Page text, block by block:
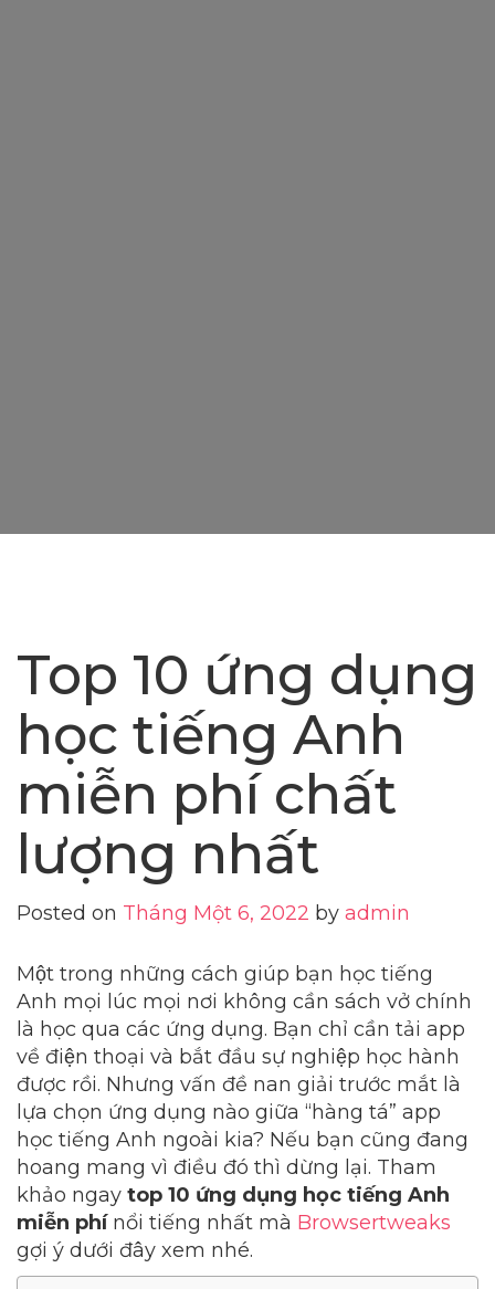
Top 10 ứng dụng
học tiếng Anh
miễn phí chất
lượng nhất
Posted on Tháng Một 6, 2022 by admin
Một trong những cách giúp bạn học tiếng
Anh mọi lúc mọi nơi không cần sách vở chính
là học qua các ứng dụng. Bạn chỉ cần tải app
về điện thoại và bắt đầu sự nghiệp học hành
được rồi. Nhưng vấn đề nan giải trước mắt là
lựa chọn ứng dụng nào giữa “hàng tá” app
học tiếng Anh ngoài kia? Nếu bạn cũng đang
hoang mang vì điều đó thì dừng lại. Tham
khảo ngay top 10 ứng dụng học tiếng Anh
miễn phínổi tiếng nhất mà Browsertweaks
gợi ý dưới đây xem nhé.